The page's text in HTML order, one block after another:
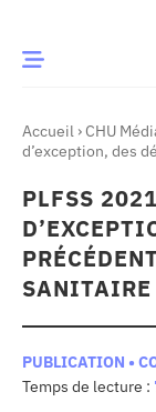
MOMENT
& patrimoine
nous
ce qu’un CHU ?
Accueil › CHU
d’exception, des
PLFSS
SANITAIRE
PUBLICATION •